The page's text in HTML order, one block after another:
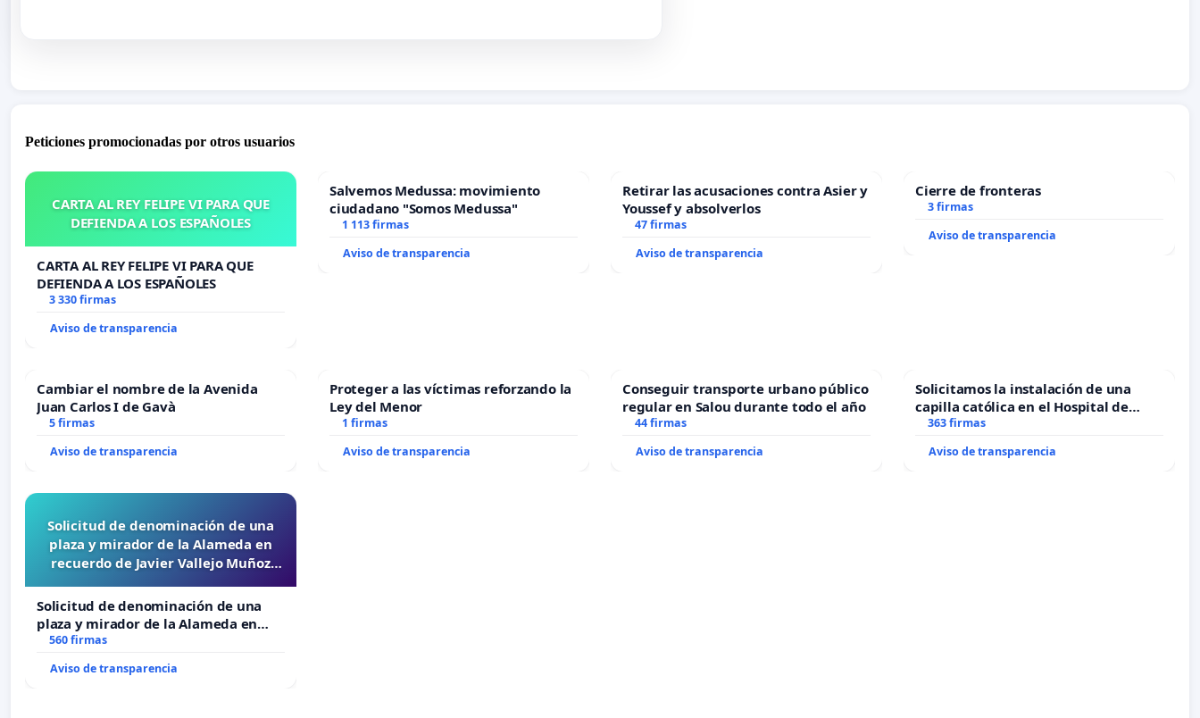
Peticiones promocionadas por otros usuarios
CARTA AL REY FELIPE VI PARA QUE
DEFIENDA A LOS ESPAÑOLES
CARTA AL REY FELIPE VI PARA QUE
DEFIENDA A LOS ESPAÑOLES
3 330 firmas
Aviso de transparencia
Salvemos Medussa: movimiento
ciudadano "Somos Medussa"
1 113 firmas
Aviso de transparencia
Retirar las acusaciones contra Asier y
Youssef y absolverlos
47 firmas
Aviso de transparencia
Cierre de fronteras
3 firmas
Aviso de transparencia
Cambiar el nombre de la Avenida
Juan Carlos I de Gavà
5 firmas
Aviso de transparencia
Proteger a las víctimas reforzando la
Ley del Menor
1 firmas
Aviso de transparencia
Conseguir transporte urbano público
regular en Salou durante todo el año
44 firmas
Aviso de transparencia
Solicitamos la instalación de una
capilla católica en el Hospital de
Alcañiz
363 firmas
Aviso de transparencia
Solicitud de denominación de una
plaza y mirador de la Alameda en
recuerdo de Javier Vallejo Muñoz
Solicitud de denominación de una
plaza y mirador de la Alameda en
recuerdo de Javier Vallejo Muñoz
560 firmas
Aviso de transparencia